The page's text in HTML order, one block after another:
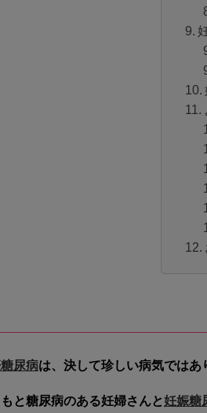
尿病は、決して珍しい病気ではあ
もと糖尿病のある妊婦さんと妊娠糖